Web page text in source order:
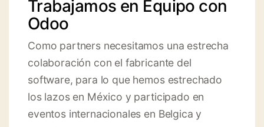
Trabajamos en Equipo con
Odoo
Como partners necesitamos una estrecha
colaboración con el fabricante del
software, para lo que hemos estrechado
los lazos en México y participado en
eventos internacionales en Belgica y